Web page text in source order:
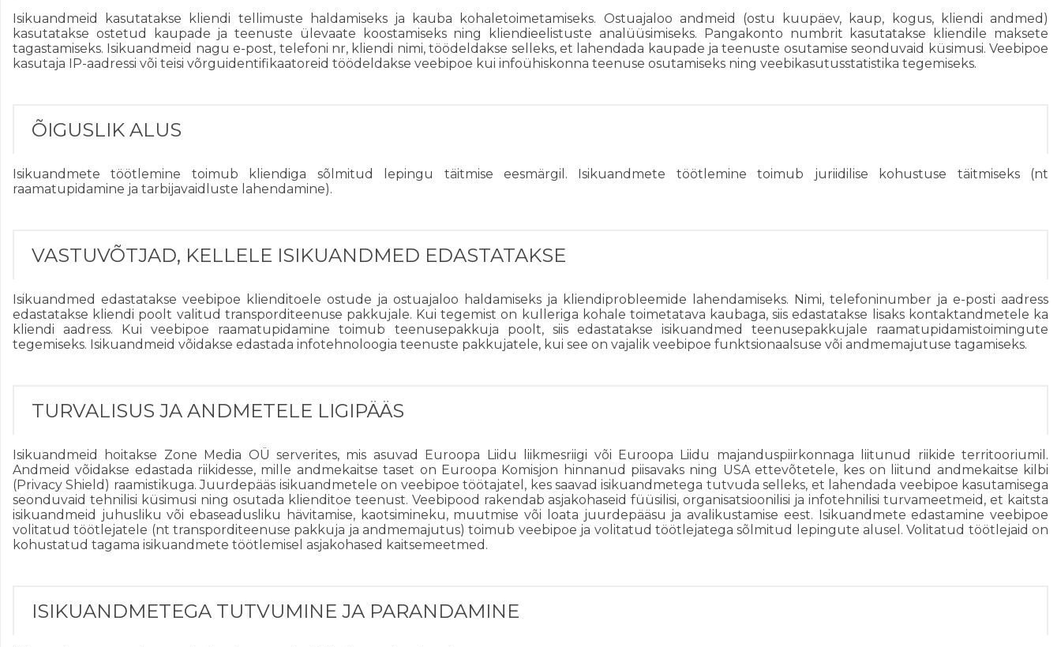
Isikuandmeid kasutatakse kliendi tellimuste haldamiseks ja kauba kohaletoimetamiseks. Ostuajaloo andmeid (ostu kuupäev, kaup, kogus, kliendi andmed)
kasutatakse ostetud kaupade ja teenuste ülevaate koostamiseks ning kliendieelistuste analüüsimiseks. Pangakonto numbrit kasutatakse kliendile maksete
tagastamiseks. Isikuandmeid nagu e-post, telefoni nr, kliendi nimi, töödeldakse selleks, et lahendada kaupade ja teenuste osutamise seonduvaid küsimusi. Veebipoe
kasutaja IP-aadressi või teisi võrguidentifikaatoreid töödeldakse veebipoe kui infoühiskonna teenuse osutamiseks ning veebikasutusstatistika tegemiseks.
ÕIGUSLIK ALUS
Isikuandmete töötlemine toimub kliendiga sõlmitud lepingu täitmise eesmärgil. Isikuandmete töötlemine toimub juriidilise kohustuse täitmiseks (nt
raamatupidamine ja tarbijavaidluste lahendamine).
VASTUVÕTJAD, KELLELE ISIKUANDMED EDASTATAKSE
Isikuandmed edastatakse veebipoe klienditoele ostude ja ostuajaloo haldamiseks ja kliendiprobleemide lahendamiseks. Nimi, telefoninumber ja e-posti aadress
edastatakse kliendi poolt valitud transporditeenuse pakkujale. Kui tegemist on kulleriga kohale toimetatava kaubaga, siis edastatakse lisaks kontaktandmetele ka
kliendi aadress. Kui veebipoe raamatupidamine toimub teenusepakkuja poolt, siis edastatakse isikuandmed teenusepakkujale raamatupidamistoimingute
tegemiseks. Isikuandmeid võidakse edastada infotehnoloogia teenuste pakkujatele, kui see on vajalik veebipoe funktsionaalsuse või andmemajutuse tagamiseks.
TURVALISUS JA ANDMETELE LIGIPÄÄS
Isikuandmeid hoitakse Zone Media OÜ serverites, mis asuvad Euroopa Liidu liikmesriigi või Euroopa Liidu majanduspiirkonnaga liitunud riikide territooriumil.
Andmeid võidakse edastada riikidesse, mille andmekaitse taset on Euroopa Komisjon hinnanud piisavaks ning USA ettevõtetele, kes on liitund andmekaitse kilbi
(Privacy Shield) raamistikuga. Juurdepääs isikuandmetele on veebipoe töötajatel, kes saavad isikuandmetega tutvuda selleks, et lahendada veebipoe kasutamisega
seonduvaid tehnilisi küsimusi ning osutada klienditoe teenust. Veebipood rakendab asjakohaseid füüsilisi, organisatsioonilisi ja infotehnilisi turvameetmeid, et kaitsta
isikuandmeid juhusliku või ebaseadusliku hävitamise, kaotsimineku, muutmise või loata juurdepääsu ja avalikustamise eest. Isikuandmete edastamine veebipoe
volitatud töötlejatele (nt transporditeenuse pakkuja ja andmemajutus) toimub veebipoe ja volitatud töötlejatega sõlmitud lepingute alusel. Volitatud töötlejaid on
kohustatud tagama isikuandmete töötlemisel asjakohased kaitsemeetmed.
ISIKUANDMETEGA TUTVUMINE JA PARANDAMINE